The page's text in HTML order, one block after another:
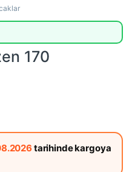
170
tarihinde kargoya